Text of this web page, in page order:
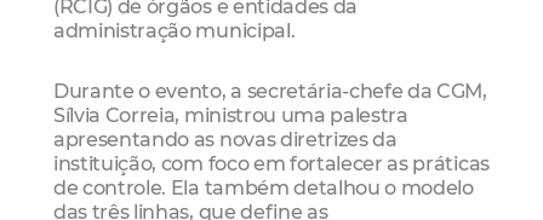
(RCIG) de órgãos e entidades da
administração municipal.
Durante o evento, a secretária-chefe da CGM,
Sílvia Correia, ministrou uma palestra
apresentando as novas diretrizes da
instituição, com foco em fortalecer as práticas
de controle. Ela também detalhou o modelo
das três linhas, que define as